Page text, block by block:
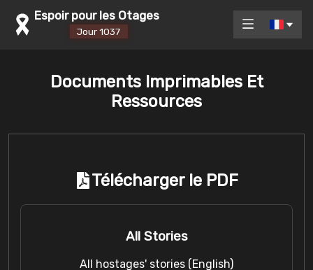
Espoir pour les Otages
Jour 1037
Documents Imprimables Et
Ressources
Télécharger le PDF
All Stories
All hostages' stories (English)